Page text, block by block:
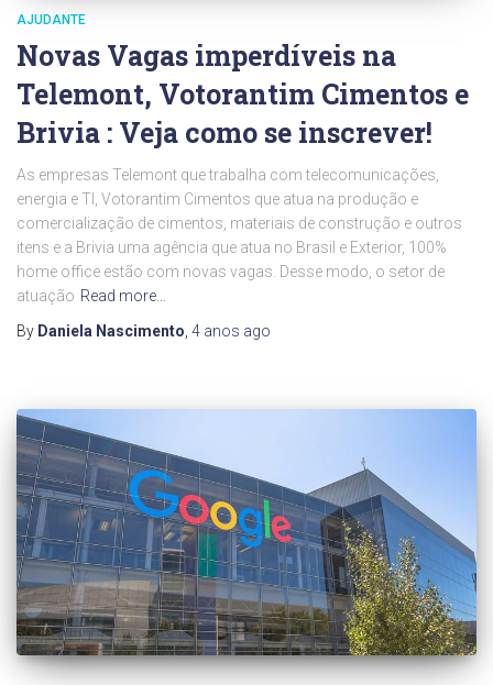
AJUDANTE
Novas Vagas imperdíveis na
Telemont, Votorantim Cimentos e
Brivia : Veja como se inscrever!
As empresas Telemont que trabalha com telecomunicações,
energia e TI, Votorantim Cimentos que atua na produção e
comercialização de cimentos, materiais de construção e outros
itens e a Brivia uma agência que atua no Brasil e Exterior, 100%
home office estão com novas vagas. Desse modo, o setor de
atuação Read more…
By Daniela Nascimento, 4 anos ago